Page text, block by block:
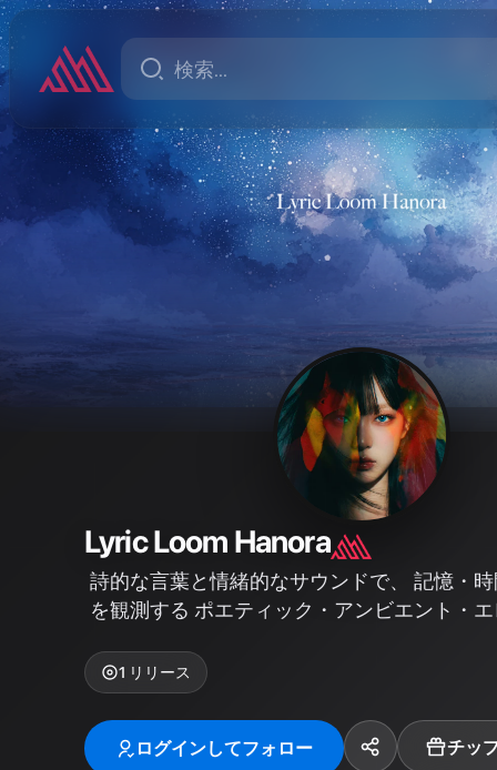
Lyric Loom Hanora
詩的な言葉と情緒的なサウンドで、 記憶・
を観測する ポエティック・アンビエント・
1 リリース
ログインしてフォロー チッ